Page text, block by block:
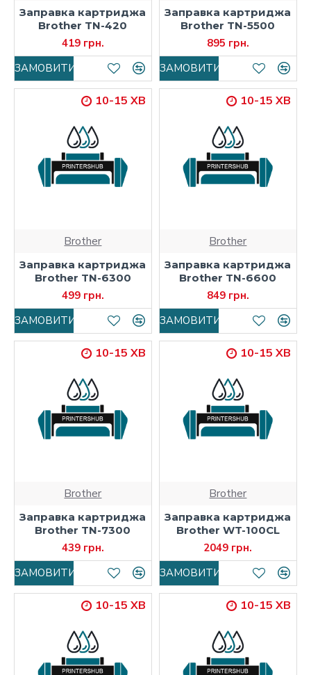
Заправка картриджа
Brother TN-420
419 грн.
ЗАМОВИТИ
Заправка картриджа
Brother TN-5500
895 грн.
ЗАМОВИТИ
10-15 ХВ
Brother
Заправка картриджа
Brother TN-6300
499 грн.
ЗАМОВИТИ
10-15 ХВ
Brother
Заправка картриджа
Brother TN-6600
849 грн.
ЗАМОВИТИ
10-15 ХВ
Brother
Заправка картриджа
Brother TN-7300
439 грн.
ЗАМОВИТИ
10-15 ХВ
Brother
Заправка картриджа
Brother WT-100CL
2049 грн.
ЗАМОВИТИ
10-15 ХВ 10-15 ХВ